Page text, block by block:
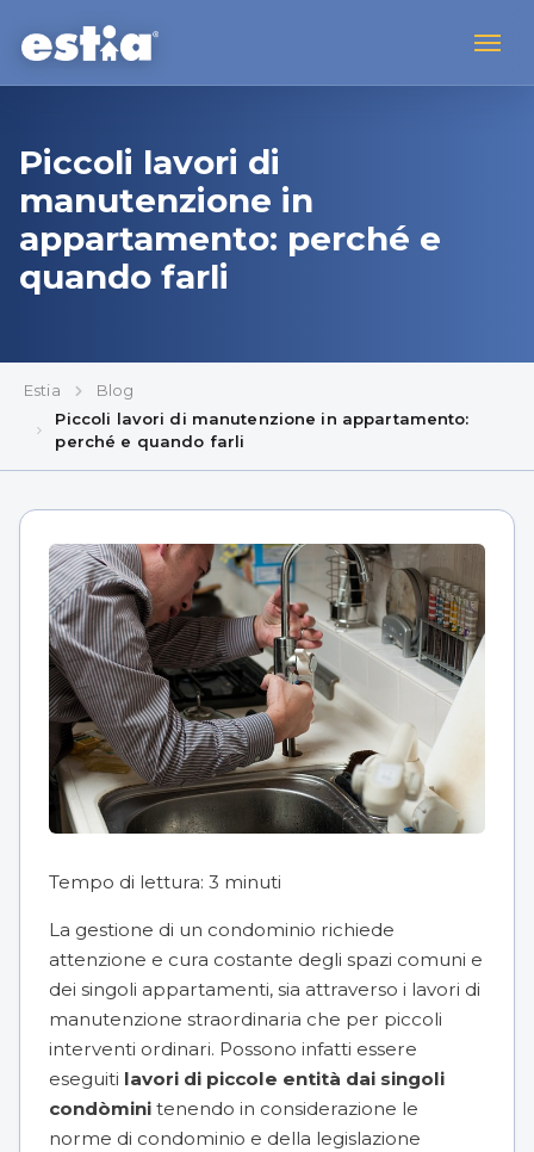
Piccoli lavori di
manutenzione in
appartamento: perché e
quando farli
Estia
Blog
Piccoli lavori di manutenzione in appartamento:
perché e quando farli
Tempo di lettura: 3 minuti
La gestione di un condominio richiede
attenzione e cura costante degli spazi comuni e
dei singoli appartamenti, sia attraverso i lavori di
manutenzione straordinaria che per piccoli
interventi ordinari. Possono infatti essere
eseguiti lavori di piccole entità dai singoli
condòmini tenendo in considerazione le
norme di condominio e della legislazione